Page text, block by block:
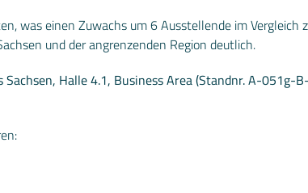
was einen Zuwachs um 6 Ausstellende im Vergleich
und der angrenzenden Region deutlich.
Halle 4.1, Business Area (Standnr. A-051g-